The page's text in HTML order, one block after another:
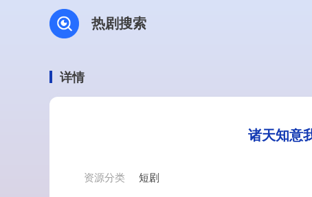
热剧搜索
详情
诸天知意
资源分类
短剧